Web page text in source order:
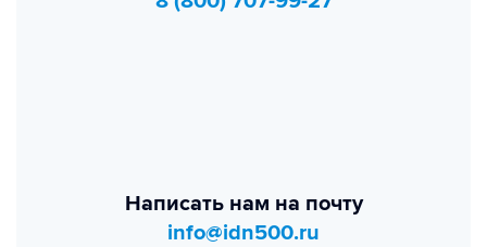
Написать нам на почту
info@idn500.ru